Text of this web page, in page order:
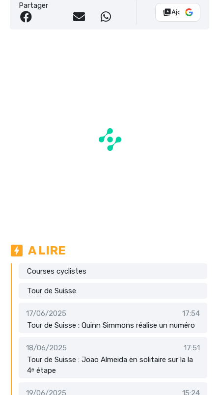
Partager
Ajouter Vélo
A LIRE
Courses cyclistes
Tour de Suisse
17/06/2025
17:54
Tour de Suisse : Quinn Simmons réalise un numéro
18/06/2025
17:51
Tour de Suisse : Joao Almeida en solitaire sur la la
4ᵉ étape
19/06/2025 15:24